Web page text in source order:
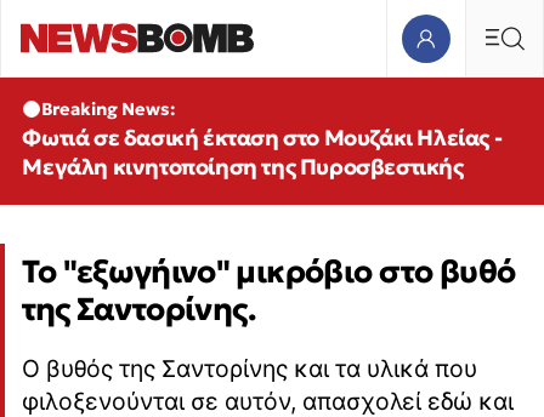
Breaking News:
Φωτιά σε δασική έκταση στο Μουζάκι Ηλείας -
Μεγάλη κινητοποίηση της Πυροσβεστικής
Το "εξωγήινο" μικρόβιο στο βυθό
της Σαντορίνης.
Ο βυθός της Σαντορίνης και τα υλικά που
φιλοξενούνται σε αυτόν, απασχολεί εδώ και